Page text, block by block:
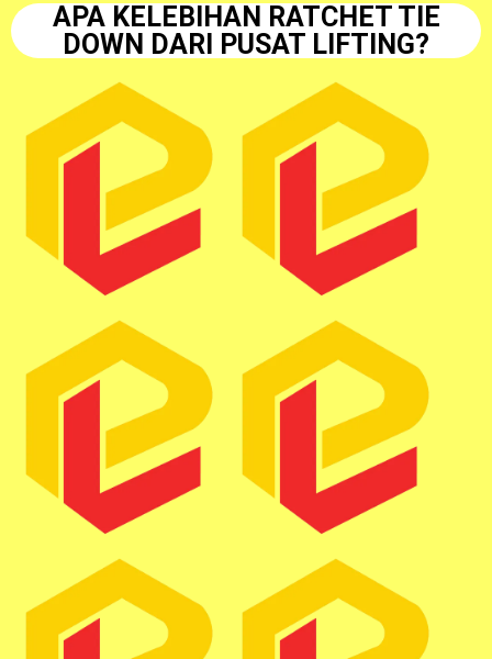
APA KELEBIHAN RATCHET TIE
DOWN DARI PUSAT LIFTING?